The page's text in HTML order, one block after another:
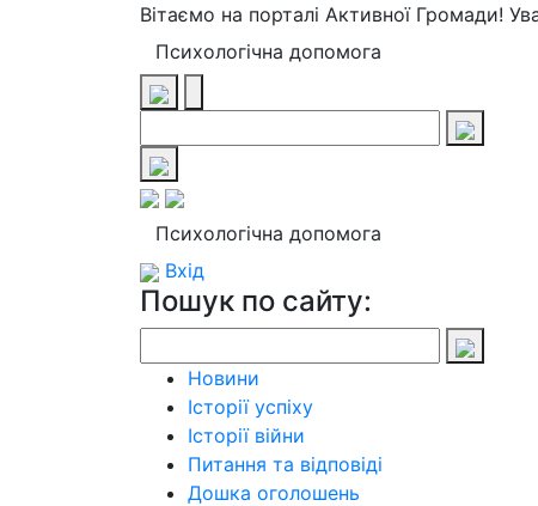
Вітаємо на порталі Активної Громади!
Психологічна допомога
Психологічна допомога
Вхід
Пошук по сайту:
Новини
Історії успіху
Історії війни
Питання та відповіді
Дошка оголошень